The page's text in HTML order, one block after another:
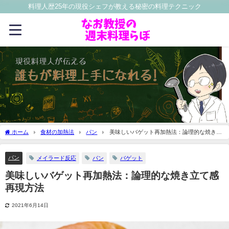
料理人歴25年の現役シェフが教える秘密の料理テクニック
ホーム 食材の加熱法 パン
美味しいバゲット再加熱法：論理的な焼き立
て感再現方法
パン メイラード反応 パン バゲット
美味しいバゲット再加熱法：論理的な焼き立て感
再現方法
2021年6月14日